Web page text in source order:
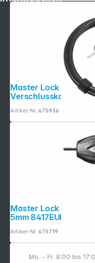
Mo. – Fr. 8:00 bis
Master Lock
Verschlusskabel
Artikel-Nr.:675936
Master Lock Python
5mm 8417EURDPRO
Artikel-Nr.:675719